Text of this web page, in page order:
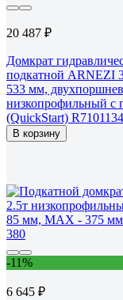
20 487 ₽
Домкрат
подкатной ARNEZI
533 мм,
низкопрофильный с
(QuickStart) R7101134
В корзину
-11%
6 645 ₽